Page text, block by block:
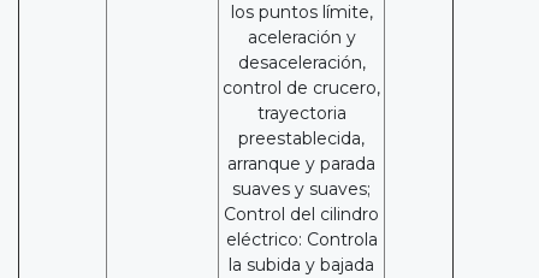
los puntos límite,
aceleración y
desaceleración,
control de crucero,
trayectoria
preestablecida,
arranque y parada
suaves y suaves;
Control del cilindro
eléctrico: Controla
la subida y bajada